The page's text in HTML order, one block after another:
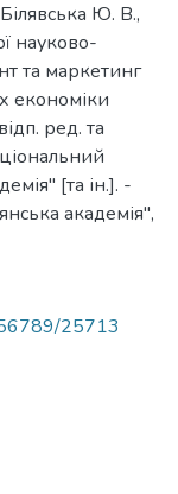
Ю. В.,
науково-
та маркетинг
економіки
ред. та
[та ін.]. -
академія",
25713